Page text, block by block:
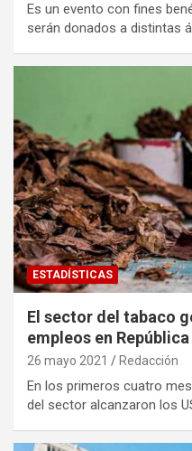
Es un evento con fines
serán donados a distintas
ESTADÍSTICAS
El sector del tabaco
empleos en
26 mayo 2021 Redacción
En los primeros cuatro
del sector alcanzaron los